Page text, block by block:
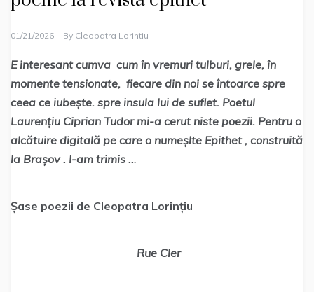
01/21/2026 By Cleopatra Lorintiu
E interesant cumva cum în vremuri tulburi, grele, în
momente tensionate, fiecare din noi se întoarce spre
ceea ce iubește. spre insula lui de suflet. Poetul
Laurențiu Ciprian Tudor mi-a cerut niste poezii. Pentru o
alcătuire digitală pe care o numeșlte Epithet , construită
la Brașov . I-am trimis ...
Șase poezii de Cleopatra Lorințiu
Rue Cler